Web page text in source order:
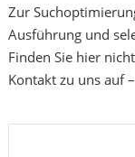
Zur
Ausführung und
Finden Sie hier
Kontakt zu uns auf